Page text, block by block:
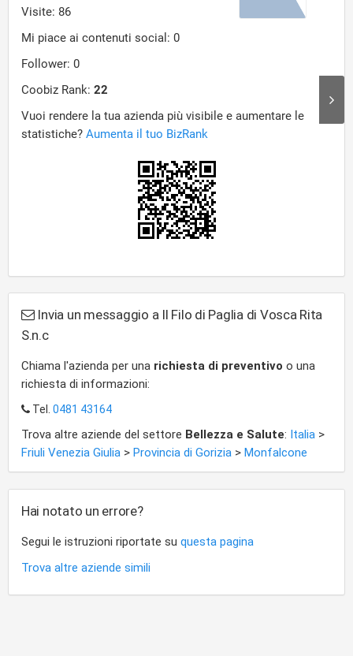
Invia un messaggio a Il Filo di Paglia di Vosca Rita
S.n.c
Chiama l'azienda per una richiesta di preventivo o una
richiesta di informazioni:
Tel. 0481 43164
Trova altre aziende del settore Bellezza e Salute: Italia >
Friuli Venezia Giulia > Provincia di Gorizia > Monfalcone
Hai notato un errore?
Segui le istruzioni riportate su questa pagina
Trova altre aziende simili